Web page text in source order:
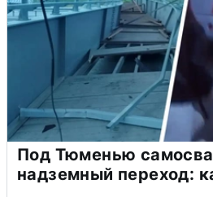
Под Тюменью
надземный переход: